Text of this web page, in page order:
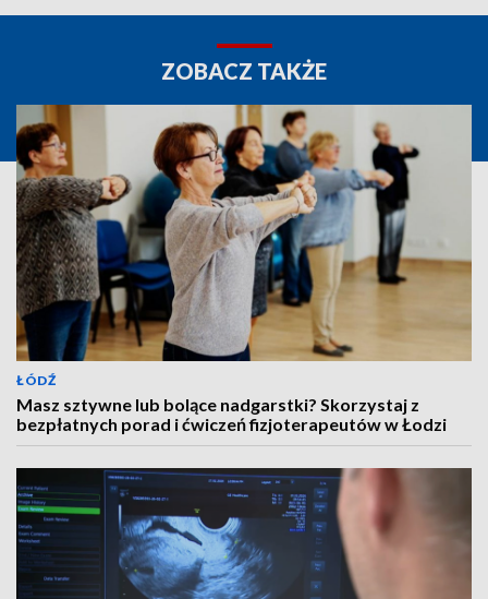
ZOBACZ TAKŻE
ŁÓDŹ
Masz sztywne lub bolące nadgarstki? Skorzystaj z
bezpłatnych porad i ćwiczeń fizjoterapeutów w Łodzi